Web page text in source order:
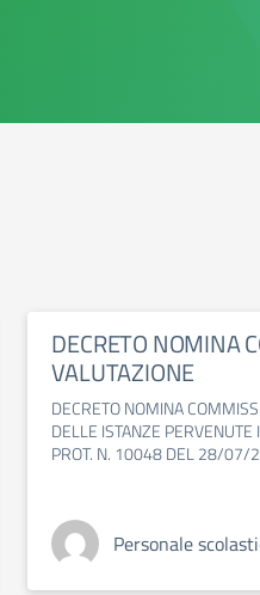
DECRETO NOMINA
VALUTAZIONE
DECRETO NOMINA
DELLE ISTANZE PERVENUTE
PROT. N. 10048 DEL 28/07/
Personale